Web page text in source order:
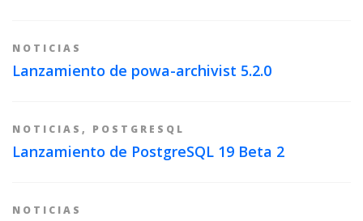
NOTICIAS
Lanzamiento de powa-archivist 5.2.0
NOTICIAS , POSTGRESQL
Lanzamiento de PostgreSQL 19 Beta 2
NOTICIAS